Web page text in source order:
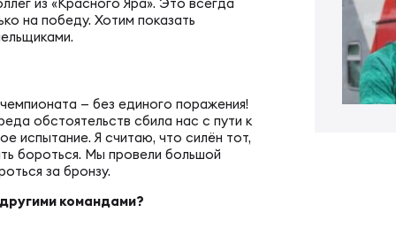
России по регби
России по регби-7
России по регби-7
в армии и силовых структурах
коллегия судей
из «Красного Яра». Это всегда
на победу. Хотим показать
— без единого поражения!
обстоятельств сбила нас с пути к
испытание. Я считаю, что силён тот,
бороться. Мы провели большой
за бронзу.
командами?